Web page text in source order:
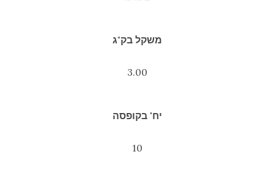
משקל בק"ג
3.00
יח' בקופסה
10